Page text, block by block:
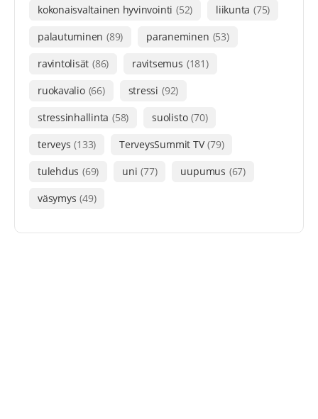
kokonaisvaltainen hyvinvointi (52) liikunta (75)
palautuminen (89) paraneminen (53)
ravintolisät (86) ravitsemus (181)
ruokavalio (66) stressi (92)
stressinhallinta (58) suolisto (70)
terveys (133) TerveysSummit TV (79)
tulehdus (69) uni (77) uupumus (67)
väsymys (49)